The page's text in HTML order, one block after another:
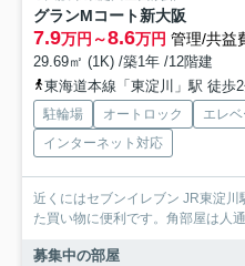
グランMコート新大阪
7.9万円～8.6万円 管理/共益
29.69㎡ (1K) /築1年 /12階建
東海道本線「東淀川」駅 徒歩
駐輪場 オートロック エレ
インターネット対応
近くにはセブンイレブン JR東淀
た買い物に便利です。角部屋は人
募集中の部屋